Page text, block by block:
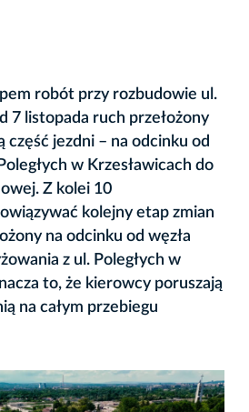
robót przy rozbudowie ul.
7 listopada ruch przełożony
część jezdni – na odcinku od
w Krzesławicach do
Z kolei 10
kolejny etap zmian
na odcinku od węzła
z ul. Poległych w
to, że kierowcy poruszają
na całym przebiegu